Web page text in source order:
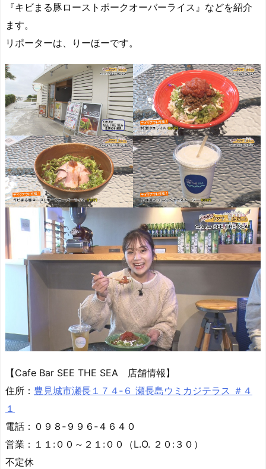
『キビまる豚ローストポークオーバーライス』などを紹介
ます。
リポーターは、りーほーです。
【Cafe Bar SEE THE SEA 店舗情報】
住所： 豊見城市瀬長１７４‐６ 瀬長島ウミカジテラス ＃４
１
電話：０９８‐９９６‐４６４０
営業：１１:００～２１:００（L.O. ２０:３０）
不定休